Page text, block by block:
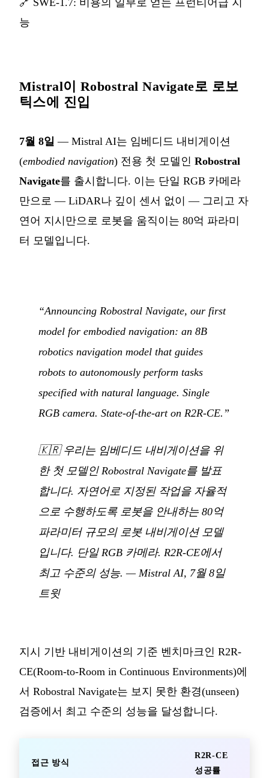
🔗 SWE-1.7: 비용의 일부로 얻는 프런티어급 지
능
Mistral이 Robostral Navigate로 로보
틱스에 진입
7월 8일 — Mistral AI는 임베디드 내비게이션
(embodied navigation) 전용 첫 모델인 Robostral
Navigate를 출시합니다. 이는 단일 RGB 카메라
만으로 — LiDAR나 깊이 센서 없이 — 그리고 자
연어 지시만으로 로봇을 움직이는 80억 파라미
터 모델입니다.
“Announcing Robostral Navigate, our first
model for embodied navigation: an 8B
robotics navigation model that guides
robots to autonomously perform tasks
specified with natural language. Single
RGB camera. State-of-the-art on R2R-CE.”
🇰🇷우리는 임베디드 내비게이션을 위
한 첫 모델인 Robostral Navigate를 발표
합니다. 자연어로 지정된 작업을 자율적
으로 수행하도록 로봇을 안내하는 80억
파라미터 규모의 로봇 내비게이션 모델
입니다. 단일 RGB 카메라. R2R-CE에서
최고 수준의 성능. — Mistral AI, 7월 8일
트윗
지시 기반 내비게이션의 기준 벤치마크인 R2R-
CE(Room-to-Room in Continuous Environments)에
서 Robostral Navigate는 보지 못한 환경(unseen)
검증에서 최고 수준의 성능을 달성합니다.
접근 방식
R2R-CE
성공률